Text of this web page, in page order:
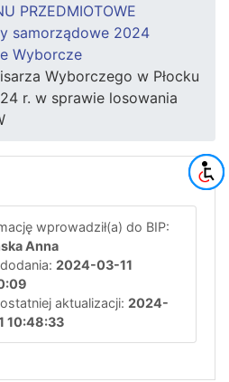
PRZEDMIOTOWE
samorządowe 2024
Wyborcze
Wyborczego w Płocku
r. w sprawie losowania
wprowadził(a) do BIP:
Anna
2024-03-11
aktualizacji: 2024-
10:48:33